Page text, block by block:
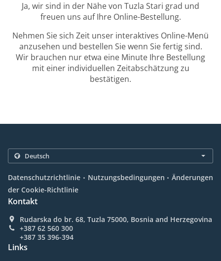
Ja, wir sind in der Nähe von Tuzla Stari grad und
freuen uns auf Ihre Online-Bestellung.
Nehmen Sie sich Zeit unser interaktives Online-Menü
anzusehen und bestellen Sie wenn Sie fertig sind.
Wir brauchen nur etwa eine Minute Ihre Bestellung
mit einer individuellen Zeitabschätzung zu
bestätigen.
Datenschutzrichtlinie . Nutzungsbedingungen . Änderungen
der Cookie-Richtlinie
Kontakt
Rudarska do br. 68, Tuzla 75000, Bosnia and Herzegovina
+387 62 560 300
+387 35 396-394
Links